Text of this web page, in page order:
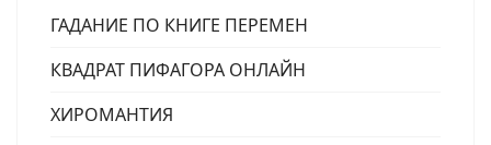
ГАДАНИЕ ПО КНИГЕ ПЕРЕМЕН
КВАДРАТ ПИФАГОРА ОНЛАЙН
ХИРОМАНТИЯ